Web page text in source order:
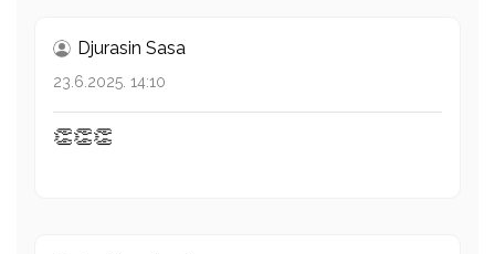
Djurasin Sasa
23.6.2025. 14:10
👏👏👏